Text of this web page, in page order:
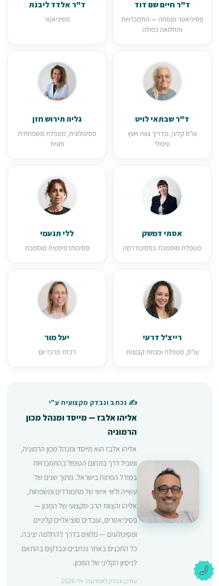
ד"ר חיים שם דוד
פסיכיאטר מומחה — התמכרויות
ותחלואה כפולה
ד"ר אלדד ליבנת
פסיכיאטר
ד"ר שבתאי לויט
עו"ס קליני, מדריך צוות ויועץ
טיפולי
גליה תירוש חזן
פסיכולוגית, מטפלת משפחתית
וזוגית
אסתי דמשק
מטפלת מוסמכת בפסיכודרמה
ללי תנעמי
פסיכותרפיסטית מוסמכת
רייצ'ל דרעי
עו"ס, מטפלת ומנחת קבוצות
יעל מור
רכזת מרכז יום
✍️ נכתב ונבדק מקצועית ע"י
אליהו אלבז — מייסד ומנהל מכון
הרמוניה
אליהו אלבז הוא מייסד ומנהל מכון הרמוניה,
ומוביל דרך בתחום הטיפול בהתמכרויות
במודל הפתוח בישראל. מתוך שנים של
עשייה וליווי אישי של מתמודדים ומשפחות,
אליהו והצוות הרב-מקצועי של המכון —
פסיכיאטרים, עובדים סוציאליים קליניים
ופסיכולוגים — מלווים בדרך להחלמה יציבה.
כל התכנים באתר נכתבים ונבדקים בהתאם
לניסיון הקליני של המכון.
עודכן ונבדק לאחרונה: יולי 2026